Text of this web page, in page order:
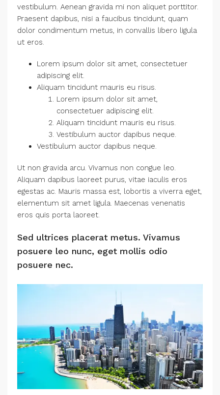
vestibulum. Aenean gravida mi non aliquet porttitor.
Praesent dapibus, nisi a faucibus tincidunt, quam
dolor condimentum metus, in convallis libero ligula
ut eros.
Lorem ipsum dolor sit amet, consectetuer
adipiscing elit.
Aliquam tincidunt mauris eu risus.
Lorem ipsum dolor sit amet,
consectetuer adipiscing elit.
Aliquam tincidunt mauris eu risus.
Vestibulum auctor dapibus neque.
Vestibulum auctor dapibus neque.
Ut non gravida arcu. Vivamus non congue leo.
Aliquam dapibus laoreet purus, vitae iaculis eros
egestas ac. Mauris massa est, lobortis a viverra eget,
elementum sit amet ligula. Maecenas venenatis
eros quis porta laoreet.
Sed ultrices placerat metus. Vivamus
posuere leo nunc, eget mollis odio
posuere nec.